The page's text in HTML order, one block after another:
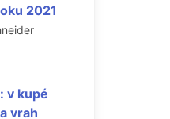
2021
v kupé
vrah